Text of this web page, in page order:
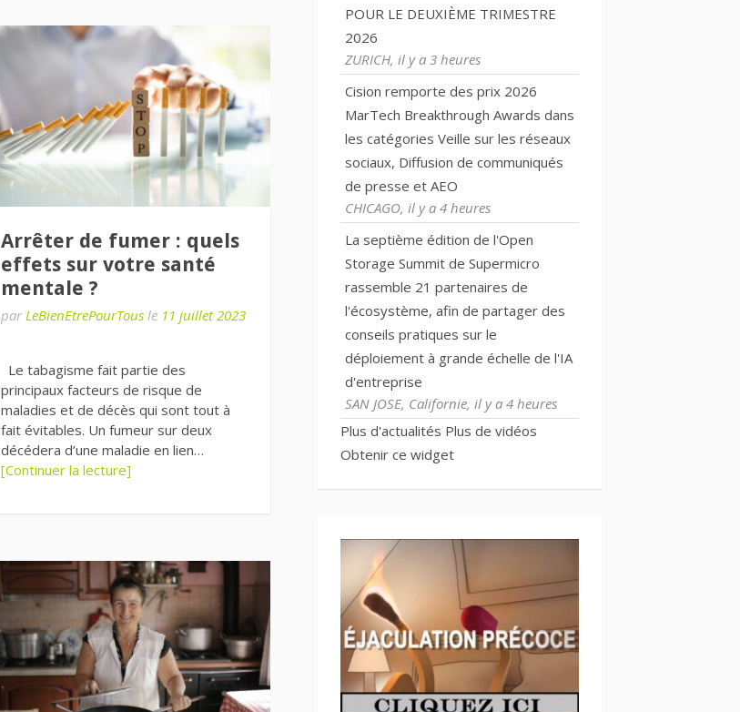
Arrêter de fumer : quels
effets sur votre santé
mentale ?
par LeBienEtrePourTousle 11 juillet 2023
Le tabagisme fait partie des
principaux facteurs de risque de
maladies et de décès qui sont tout à
fait évitables. Un fumeur sur deux
décédera d’une maladie en lien…
[Continuer la lecture]
POUR LE DEUXIÈME TRIMESTRE
2026
ZURICH, il y a 3 heures
Cision remporte des prix 2026
MarTech Breakthrough Awards dans
les catégories Veille sur les réseaux
sociaux, Diffusion de communiqués
de presse et AEO
CHICAGO, il y a 4 heures
La septième édition de l'Open
Storage Summit de Supermicro
rassemble 21 partenaires de
l'écosystème, afin de partager des
conseils pratiques sur le
déploiement à grande échelle de l'IA
d'entreprise
SAN JOSE, Californie, il y a 4 heures
Plus d'actualités Plus de vidéos
Obtenir ce widget